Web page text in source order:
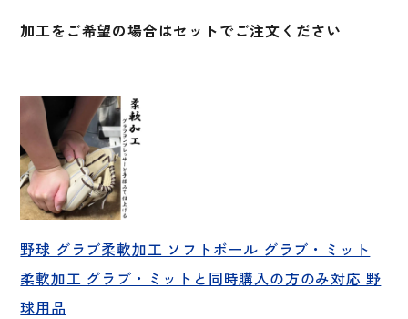
ー
硬
ロ
ー
ブ
一
般
大
人
個
加工をご希望の場合はセットでご注文ください
野球 グラブ柔軟加工 ソフトボール グラブ・ミット
柔軟加工 グラブ・ミットと同時購入の方のみ対応 野
球用品